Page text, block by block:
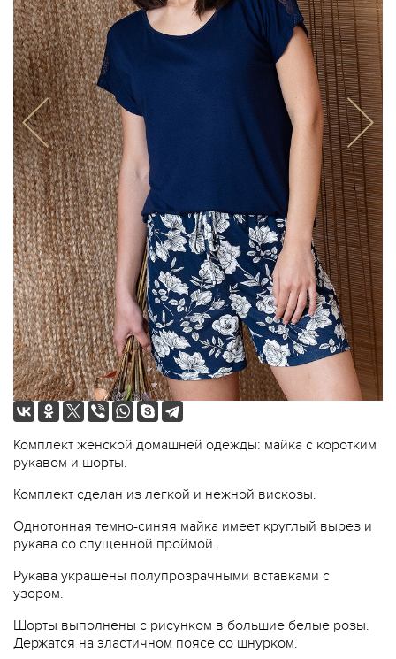
Комплект женской домашней одежды: майка с коротким
рукавом и шорты.
Комплект сделан из легкой и нежной вискозы.
Однотонная темно-синяя майка имеет круглый вырез и
рукава со спущенной проймой.
Рукава украшены полупрозрачными вставками с
узором.
Шорты выполнены с рисунком в большие белые розы.
Держатся на эластичном поясе со шнурком.